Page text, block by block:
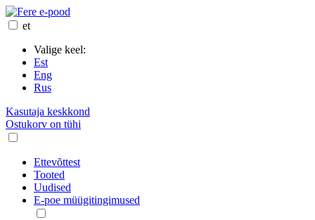
et
Valige keel:
Est
Eng
Rus
Kasutaja keskkond
Ostukorv on tühi
Ettevõttest
Tooted
Uudised
E-poe müügitingimused